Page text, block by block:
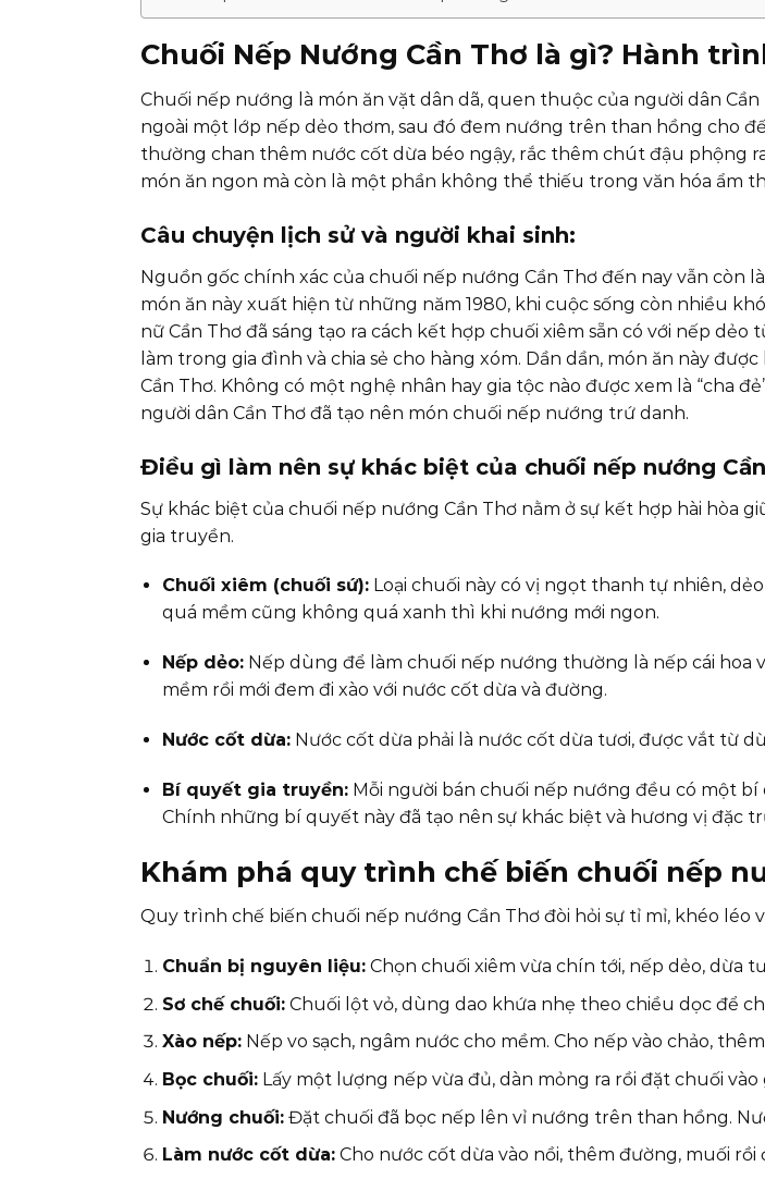
Chuối Nếp Nướng Cần Thơ là gì? Hành
Chuối nếp nướng là món ăn vặt dân dã, quen thuộc của người dân
ngoài một lớp nếp dẻo thơm, sau đó đem nướng trên than hồng cho
thường chan thêm nước cốt dừa béo ngậy, rắc thêm chút đậu phộng
món ăn ngon mà còn là một phần không thể thiếu trong văn hóa ẩm
Câu chuyện lịch sử và người khai sinh:
Nguồn gốc chính xác của chuối nếp nướng Cần Thơ đến nay vẫn còn
món ăn này xuất hiện từ những năm 1980, khi cuộc sống còn nhiều
nữ Cần Thơ đã sáng tạo ra cách kết hợp chuối xiêm sẵn có với nếp
làm trong gia đình và chia sẻ cho hàng xóm. Dần dần, món ăn này
Cần Thơ. Không có một nghệ nhân hay gia tộc nào được xem là “cha
người dân Cần Thơ đã tạo nên món chuối nếp nướng trứ danh.
Điều gì làm nên sự khác biệt của chuối nếp nướng
Sự khác biệt của chuối nếp nướng Cần Thơ nằm ở sự kết hợp hài hòa
gia truyền.
Chuối xiêm (chuối sứ): Loại chuối này có vị ngọt thanh tự nhiên,
quá mềm cũng không quá xanh thì khi nướng mới ngon.
Nếp dẻo: Nếp dùng để làm chuối nếp nướng thường là nếp cái hoa
mềm rồi mới đem đi xào với nước cốt dừa và đường.
Nước cốt dừa: Nước cốt dừa phải là nước cốt dừa tươi, được vắt từ
Bí quyết gia truyền: Mỗi người bán chuối nếp nướng đều có một
Chính những bí quyết này đã tạo nên sự khác biệt và hương vị đặc
Khám phá quy trình chế biến chuối nếp
Quy trình chế biến chuối nếp nướng Cần Thơ đòi hỏi sự tỉ mỉ, khéo léo
Chuẩn bị nguyên liệu: Chọn chuối xiêm vừa chín tới, nếp dẻo, dừa
Sơ chế chuối: Chuối lột vỏ, dùng dao khứa nhẹ theo chiều dọc để
Xào nếp: Nếp vo sạch, ngâm nước cho mềm. Cho nếp vào chảo,
Bọc chuối: Lấy một lượng nếp vừa đủ, dàn mỏng ra rồi đặt chuối
Nướng chuối: Đặt chuối đã bọc nếp lên vỉ nướng trên than hồng.
Làm nước cốt dừa: Cho nước cốt dừa vào nồi, thêm đường, muối